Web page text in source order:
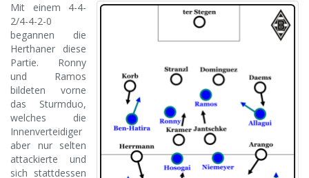
Mit einem 4-4-
2/4-4-2-0
begannen die
Herthaner diese
Partie. Ronny
und Ramos
bildeten vorne
das Sturmduo,
welches die
Innenverteidiger
aber nur selten
attackierte und
sich stattdessen